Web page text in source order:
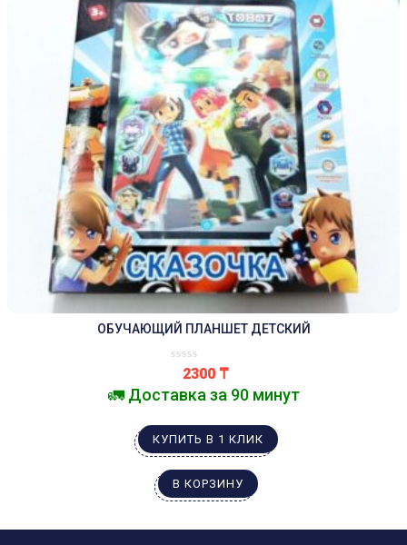
ОБУЧАЮЩИЙ ПЛАНШЕТ ДЕТСКИЙ
2300 ₸
🚛 Доставка за 90 минут
КУПИТЬ В 1 КЛИК
В КОРЗИНУ